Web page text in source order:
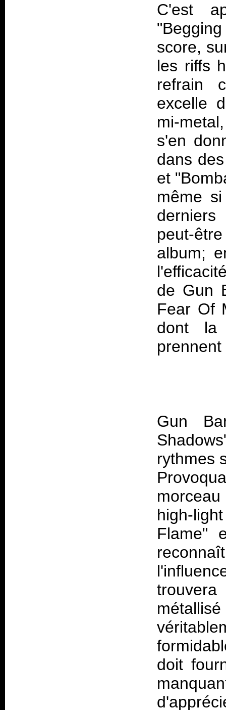
C'est
score,
les riffs
refrain
excelle
mi-
s'en
dans
et
même
derniers
peut-
album;
de Gun
Fear Of
dont la
Gun
rythmes
high-
Flame"
doit